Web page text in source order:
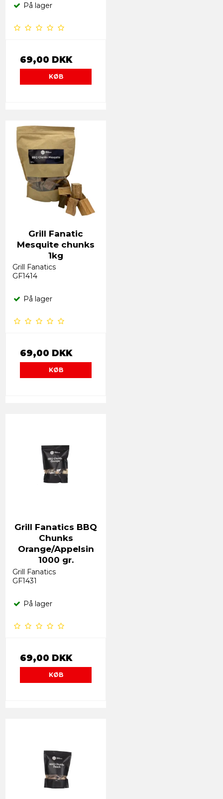
På lager
69,00 DKK
KØB
Grill Fanatic
Mesquite chunks
1kg
Grill Fanatics
GF1414
På lager
69,00 DKK
KØB
Grill Fanatics BBQ
Chunks
Orange/Appelsin
1000 gr.
Grill Fanatics
GF1431
På lager
69,00 DKK
KØB